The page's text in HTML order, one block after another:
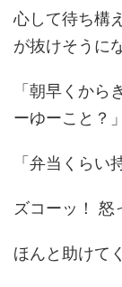
心して待ち構
が抜けそうに
「朝早くか
ーゆーこと？」
「弁当くらい
ズコーッ！ 怒
ほんと助けて